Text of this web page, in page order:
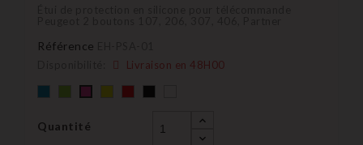
Référence
Livraison en 48H00
Vert
Quantité